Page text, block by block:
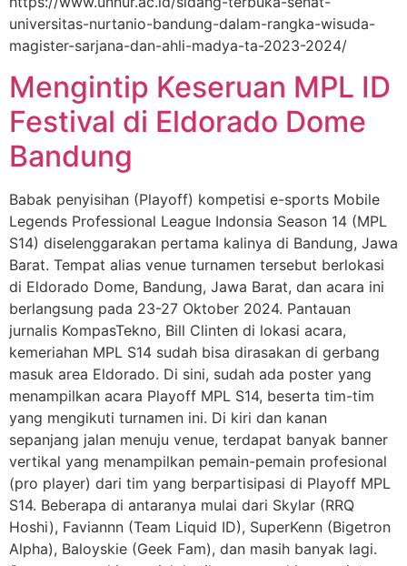
universitas-nurtanio-bandung-dalam-rangka-wisuda-
magister-sarjana-dan-ahli-madya-ta-2023-2024/
Mengintip Keseruan MPL ID
Festival di Eldorado Dome
Bandung
Babak penyisihan (Playoff) kompetisi e-sports Mobile
Legends Professional League Indonsia Season 14 (MPL
S14) diselenggarakan pertama kalinya di Bandung, Jawa
Barat. Tempat alias venue turnamen tersebut berlokasi
di Eldorado Dome, Bandung, Jawa Barat, dan acara ini
berlangsung pada 23-27 Oktober 2024. Pantauan
jurnalis KompasTekno, Bill Clinten di lokasi acara,
kemeriahan MPL S14 sudah bisa dirasakan di gerbang
masuk area Eldorado. Di sini, sudah ada poster yang
menampilkan acara Playoff MPL S14, beserta tim-tim
yang mengikuti turnamen ini. Di kiri dan kanan
sepanjang jalan menuju venue, terdapat banyak banner
vertikal yang menampilkan pemain-pemain profesional
(pro player) dari tim yang berpartisipasi di Playoff MPL
S14. Beberapa di antaranya mulai dari Skylar (RRQ
Hoshi), Faviannn (Team Liquid ID), SuperKenn (Bigetron
Alpha), Baloyskie (Geek Fam), dan masih banyak lagi.